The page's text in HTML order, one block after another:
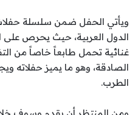
ويأتي الحفل ضمن سلسلة
الدول العربية، حيث يحرص على
غنائية تحمل طابعاً خاصاً من
الصادقة، وهو ما يميز حفلاته
الطرب.